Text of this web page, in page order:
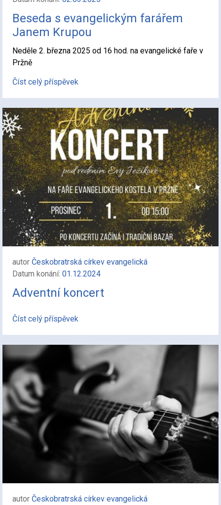
Beseda s evangelickým farářem
Janem Krupou
Neděle 2. března 2025 od 16 hod. na evangelické faře v
Pržně
Číst celý příspěvek
autor Českobratrská církev evangelická
Datum konání: 01.12.2024
Adventní koncert
Číst celý příspěvek
autor Českobratrská církev evangelická